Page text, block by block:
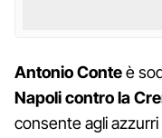
Antonio Conteè
Napoli contro la
consente agli